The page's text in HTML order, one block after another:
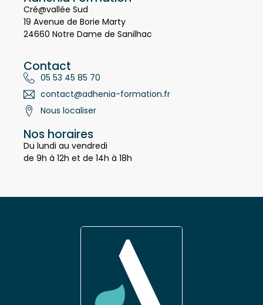
Adhénia Formation
Cré@vallée Sud
19 Avenue de Borie Marty
Contact
05 53 45 85 70
contact@adhenia-formation.fr
Nos horaires
Du lundi au vendredi